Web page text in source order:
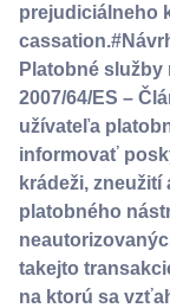
prejudiciálneho
Platobné
2007/64/ES –
užívateľa
informovať
krádeži,
platobného
takejto
na ktorú sa